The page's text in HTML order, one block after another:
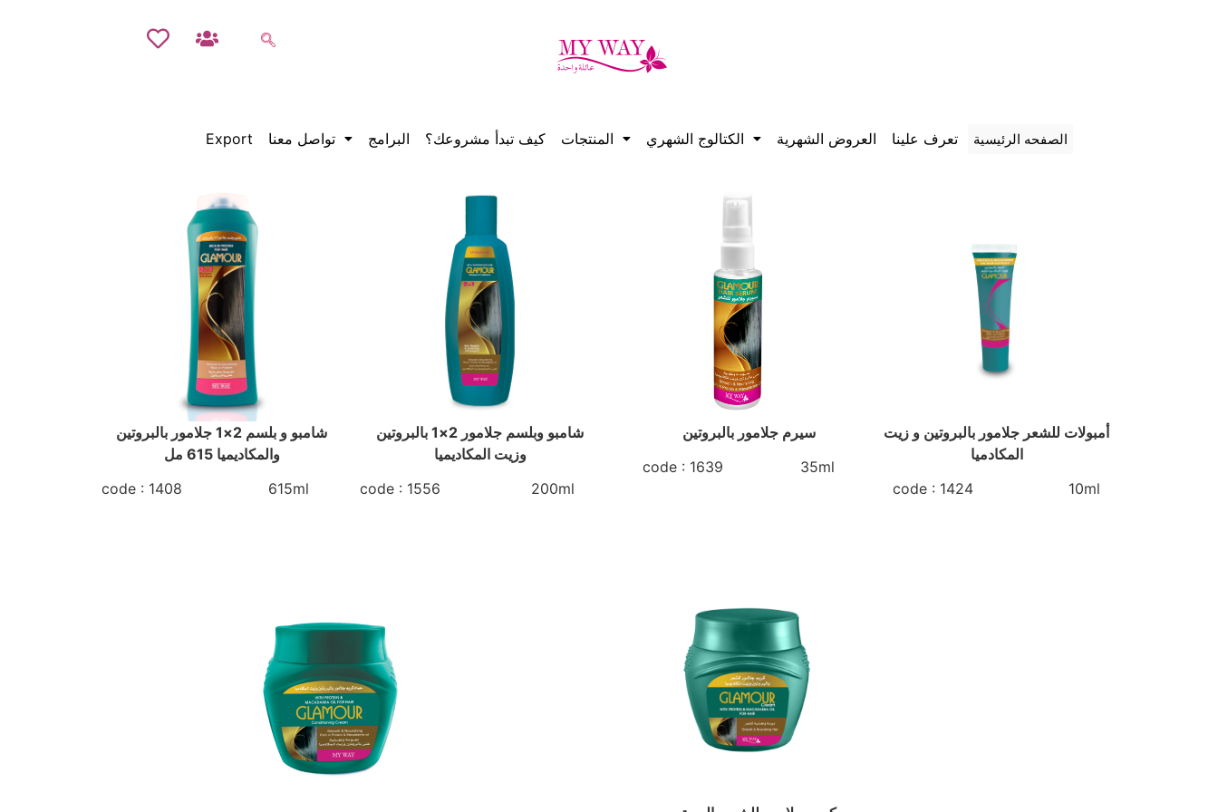
Export تواصل معنا البرامج كيف تبدأ مشروعك؟ المنتجات الكتالوج الشهري العروض الشهرية تعرف علينا الصفحه الرئيسية
شامبو و بلسم 2×1 جلامور بالبروتين
والمكاديميا 615 مل
code : 1408 615ml
شامبو وبلسم جلامور 2×1 بالبروتين
وزيت المكاديميا
code : 1556 200ml
code : 1639 35ml
أمبولات للشعر جلامور بالبروتين و زيت
المكادميا
code : 1424 10ml